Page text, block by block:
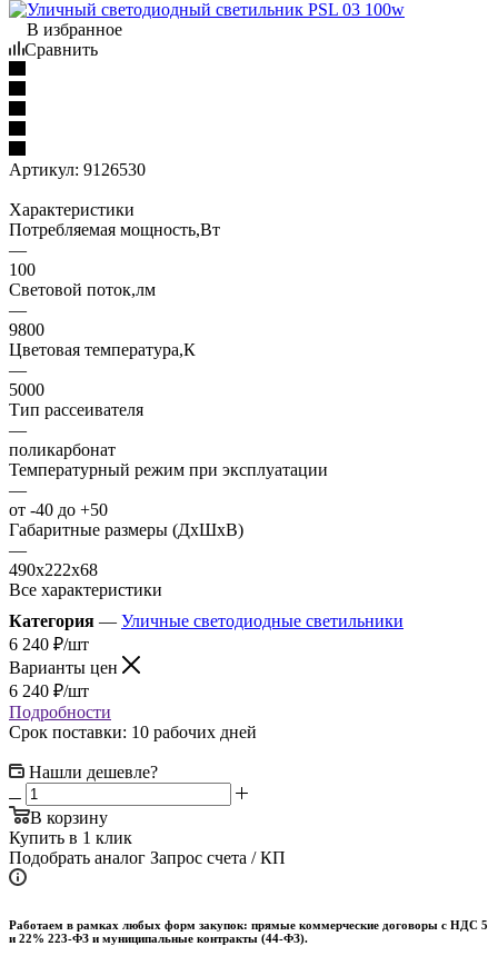
В избранное
Сравнить
Артикул: 9126530
Характеристики
Потребляемая мощность,Вт
—
100
Световой поток,лм
—
9800
Цветовая температура,К
—
5000
Тип рассеивателя
—
поликарбонат
Температурный режим при эксплуатации
—
от -40 до +50
Габаритные размеры (ДхШхВ)
—
490x222x68
Все характеристики
Категория — Уличные светодиодные светильники
6 240 ₽/шт
Варианты цен
6 240 ₽/шт
Подробности
Срок поставки: 10 рабочих дней
Нашли дешевле?
В корзину
Купить в 1 клик
Подобрать аналог Запрос счета / КП
Работаем в рамках любых форм закупок: прямые коммерческие договоры с НДС 5
и 22% 223-ФЗ и муниципальные контракты (44-ФЗ).